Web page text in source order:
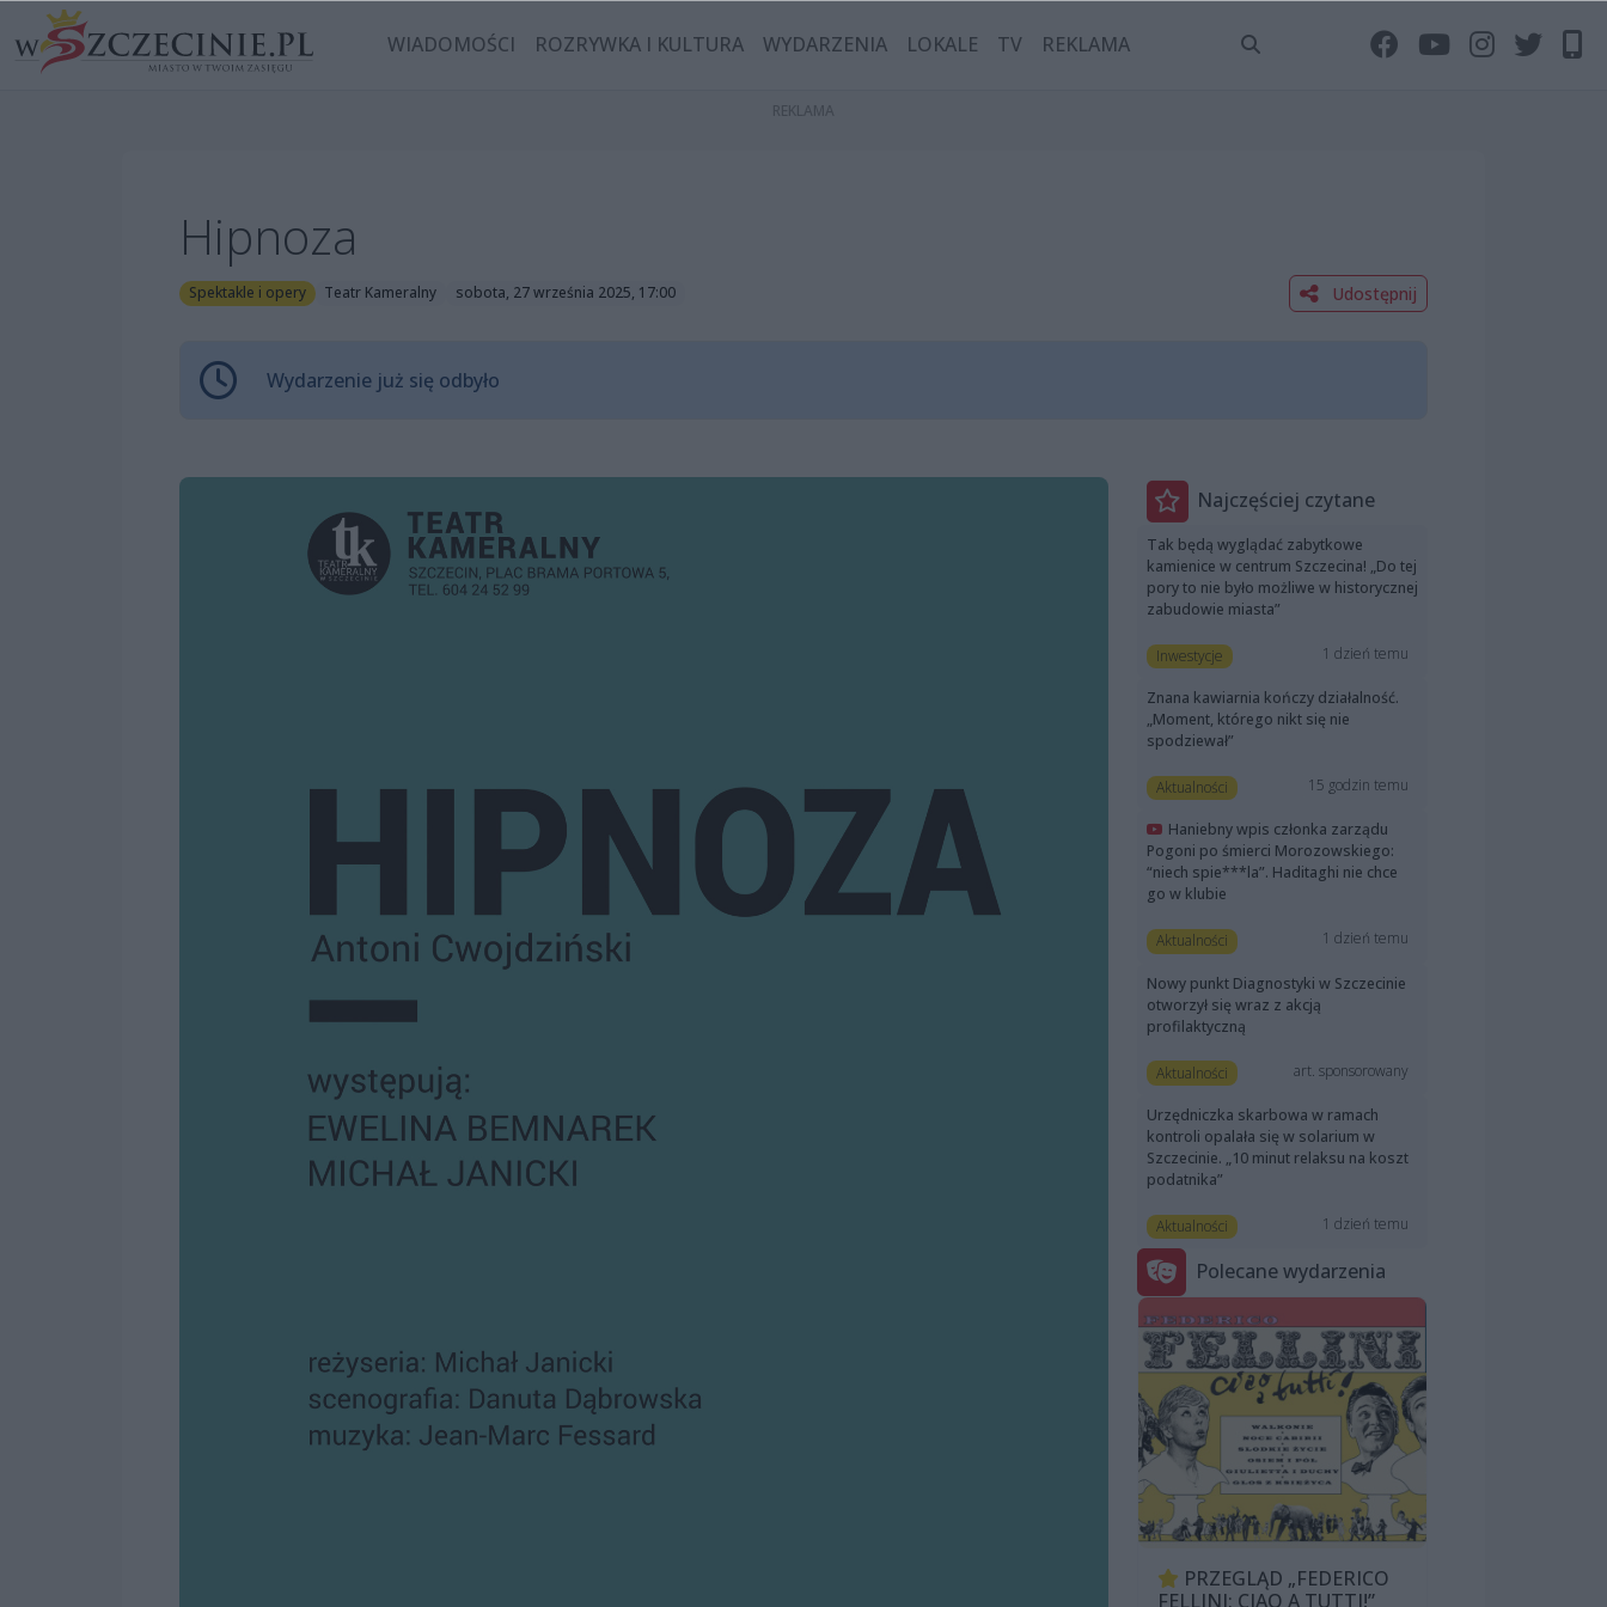
WIADOMOŚCI ROZRYWKA I KULTURA WYDARZENIA LOKALE TV REKLAMA
Hipnoza
Spektakle i opery Teatr Kameralny sobota, 27 września 2025, 17:00 Udostępnij
Wydarzenie już się odbyło
Najczęściej czytane
Tak będą wyglądać zabytkowe
kamienice w centrum Szczecina! „Do tej
pory to nie było możliwe w historycznej
zabudowie miasta”
Inwestycje 1 dzień temu
Znana kawiarnia kończy działalność.
„Moment, którego nikt się nie
spodziewał”
Aktualności 15 godzin temu
Haniebny wpis członka zarządu
Pogoni po śmierci Morozowskiego:
“niech spie***la”. Haditaghi nie chce
go w klubie
Aktualności 1 dzień temu
Nowy punkt Diagnostyki w Szczecinie
otworzył się wraz z akcją
profilaktyczną
Aktualności art. sponsorowany
Urzędniczka skarbowa w ramach
kontroli opalała się w solarium w
Szczecinie. „10 minut relaksu na koszt
podatnika”
Aktualności 1 dzień temu
Polecane wydarzenia
PRZEGLĄD „FEDERICO
FELLINI: CIAO A TUTTI!”